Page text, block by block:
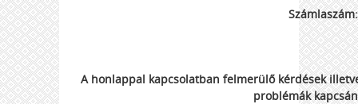
Számlaszám:
A honlappal kapcsolatban felmerülő kérdések
problémák